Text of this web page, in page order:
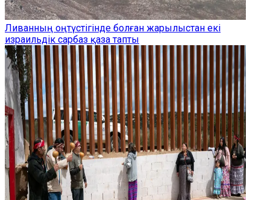
Ливанның оңтүстігінде болған жарылыстан екі
израильдік сарбаз қаза тапты